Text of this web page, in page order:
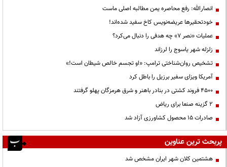
انصارالله: رفع محاصره یمن مطالبه اصلی ماست
خودتحقیرها عریضه‌نویس کاخ سفید شده‌اند!
عملیات «نصر ۷» چه هدفی را دنبال می‌کرد؟
زلزله شهر یاسوج را لرزاند
تشخیص روان‌شناختی ترامپ: «او تجسم خالص شیطان است!»
آمریکا ویزای سفیر برزیل را باطل کرد
۴۵۰۰ فروند کشتی در بنادر باهنر و شرق هرمزگان پهلو گرفتند
۲ گزینه صنعا برای ریاض
صادرات ۱۵ محصول کشاورزی آزاد شد
پربحث ترین عناوین
هشتمین کلان شهر ایران مشخص شد